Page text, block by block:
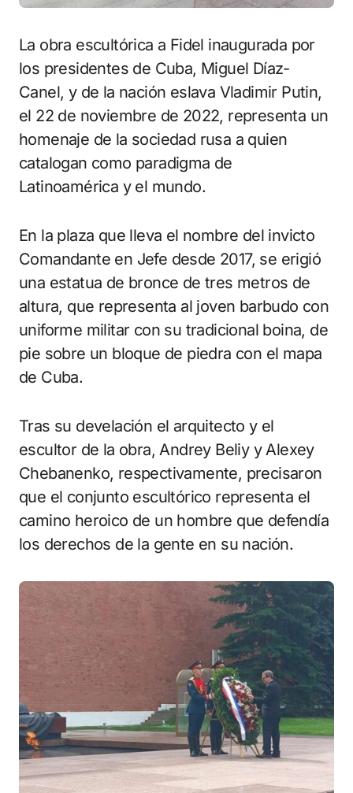
La obra escultórica a Fidel inaugurada por
los presidentes de Cuba, Miguel Díaz-
Canel, y de la nación eslava Vladimir Putin,
el 22 de noviembre de 2022, representa un
homenaje de la sociedad rusa a quien
catalogan como paradigma de
Latinoamérica y el mundo.
En la plaza que lleva el nombre del invicto
Comandante en Jefe desde 2017, se erigió
una estatua de bronce de tres metros de
altura, que representa al joven barbudo con
uniforme militar con su tradicional boina, de
pie sobre un bloque de piedra con el mapa
de Cuba.
Tras su develación el arquitecto y el
escultor de la obra, Andrey Beliy y Alexey
Chebanenko, respectivamente, precisaron
que el conjunto escultórico representa el
camino heroico de un hombre que defendía
los derechos de la gente en su nación.